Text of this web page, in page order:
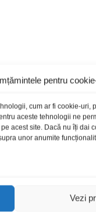
pentru
cum ar fi cookie-uri,
aceste tehnologii ne
acest site. Dacă nu îți dai
unor anumite
Vezi